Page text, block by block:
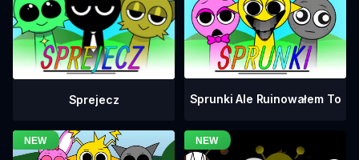
Sprejecz Sprunki Ale Ruinowałem To